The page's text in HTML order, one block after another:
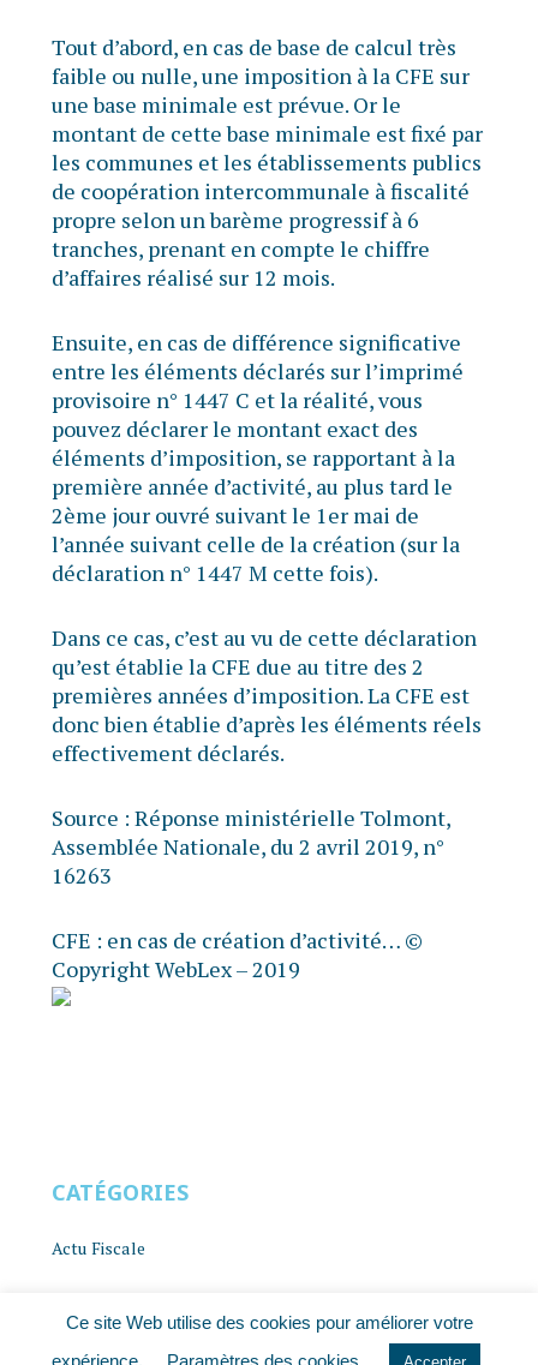
Tout d’abord, en cas de base de calcul très
faible ou nulle, une imposition à la CFE sur
une base minimale est prévue. Or le
montant de cette base minimale est fixé par
les communes et les établissements publics
de coopération intercommunale à fiscalité
propre selon un barème progressif à 6
tranches, prenant en compte le chiffre
d’affaires réalisé sur 12 mois.
Ensuite, en cas de différence significative
entre les éléments déclarés sur l’imprimé
provisoire n° 1447 C et la réalité, vous
pouvez déclarer le montant exact des
éléments d’imposition, se rapportant à la
première année d’activité, au plus tard le
2ème jour ouvré suivant le 1er mai de
l’année suivant celle de la création (sur la
déclaration n° 1447 M cette fois).
Dans ce cas, c’est au vu de cette déclaration
qu’est établie la CFE due au titre des 2
premières années d’imposition. La CFE est
donc bien établie d’après les éléments réels
effectivement déclarés.
Source : Réponse ministérielle Tolmont,
Assemblée Nationale, du 2 avril 2019, n°
16263
CFE : en cas de création d’activité… ©
Copyright WebLex – 2019
CATÉGORIES
Actu Fiscale
Ce site Web utilise des cookies pour améliorer votre
expérience.
Paramètres des cookies